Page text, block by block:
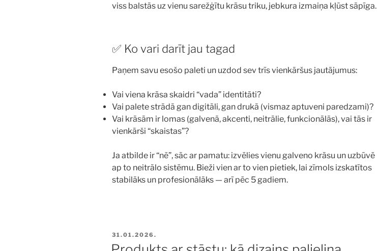
viss balstās uz vienu sarežģītu krāsu triku, jebkura izmaiņa kļūst sāpīga.
✅ Ko vari darīt jau tagad
Paņem savu esošo paleti un uzdod sev trīs vienkāršus jautājumus:
Vai viena krāsa skaidri “vada” identitāti?
Vai palete strādā gan digitāli, gan drukā (vismaz aptuveni paredzami)?
Vai krāsām ir lomas (galvenā, akcenti, neitrālie, funkcionālās), vai tās ir
vienkārši “skaistas”?
Ja atbilde ir “nē”, sāc ar pamatu: izvēlies vienu galveno krāsu un uzbūvē
ap to neitrālo sistēmu. Bieži vien ar to vien pietiek, lai zīmols izskatītos
stabilāks un profesionālāks — arī pēc 5 gadiem.
PUBLICĒTS
31.01.2026.